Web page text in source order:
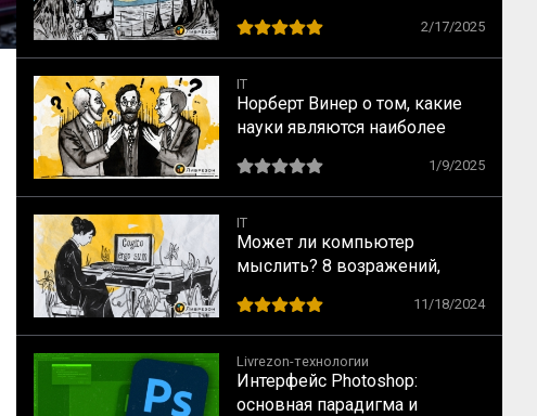
Аланом Тьюрингом
2/17/2025
IT
Норберт Винер о том, какие
науки являются наиболее
1/9/2025
IT
Может ли компьютер
мыслить? 8 возражений,
сформулировал в середине
XX века
11/18/2024
Livrezon-технологии
Интерфейс Photoshop:
основная парадигма и